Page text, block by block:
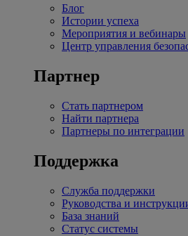
Блог
Истории успеха
Мероприятия и вебинары
Центр управления
Партнер
Стать партнером
Найти партнера
Партнеры по интеграции
Поддержка
Служба поддержки
Руководства и
База знаний
Статус системы